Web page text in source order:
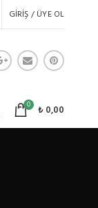
GIRIŞ / ÜYE OL
0 ₺0,00